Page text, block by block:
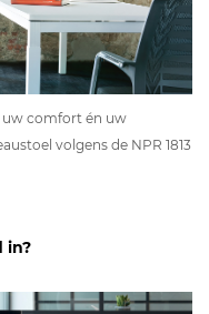
uw comfort én uw
volgens de NPR 1813
in?